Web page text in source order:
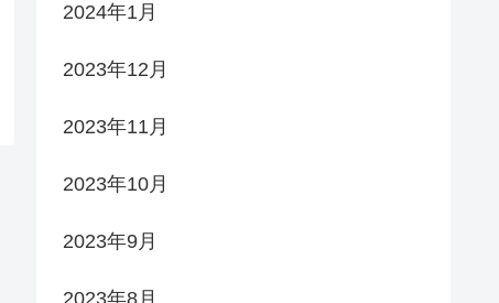
2024年1月
2023年12月
2023年11月
2023年10月
2023年9月